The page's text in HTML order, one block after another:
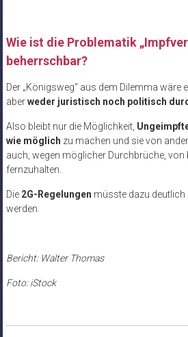
Wie ist die Problematik
beherrschbar?
Der „Königsweg“ aus dem Dilemma wäre
aberweder juristisch noch politisch
Also bleibt nur die Möglichkeit,
wie möglich zu machen und sie von
auch, wegen möglicher Durchbrüche, von
fernzuhalten.
Die 2G-Regelungen müsste dazu deutlich
werden.
Bericht: Walter Thomas
Foto: iStock